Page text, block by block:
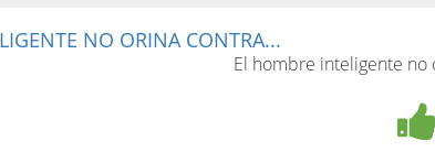
NO ORINA CONTRA...
El hombre inteligente no